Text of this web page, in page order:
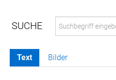
MELDUNGEN
Text Bilder